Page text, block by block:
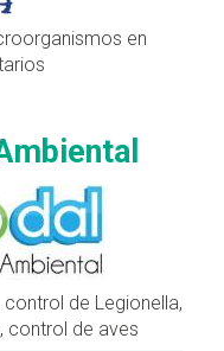
en
de Legionella,
control de aves